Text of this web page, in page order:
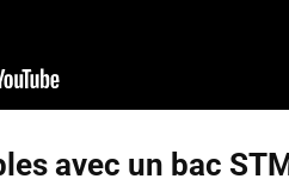
avec un bac